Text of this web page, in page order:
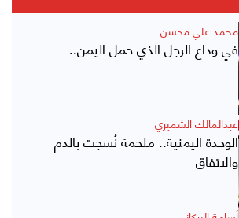
محمد علي محسن
في وداع الرجل الذي حمل اليمن..
عبدالمالك الشميري
الوحدة اليمنية.. ملحمة نُسجت بالدم
والاتفاق